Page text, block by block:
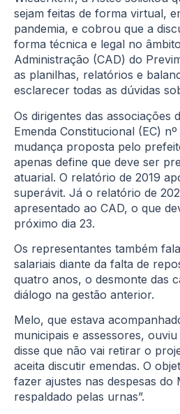
sejam feitas de forma virtual,
pandemia, e cobrou que a
forma técnica e legal no
Administração (CAD) do
as planilhas, relatórios e
esclarecer todas as dúvidas
Os dirigentes das associações
Emenda Constitucional (EC)
mudança proposta pelo
apenas define que deve ser
atuarial. O relatório de 2019
superávit. Já o relatório de
apresentado ao CAD, o que
próximo dia 23.
Os representantes também
salariais diante da falta de
quatro anos, o desmonte das
diálogo na gestão anterior.
Melo, que estava
municipais e assessores,
disse que não vai retirar o
aceita discutir emendas. O
fazer ajustes nas despesas do
respaldado pelas urnas”.